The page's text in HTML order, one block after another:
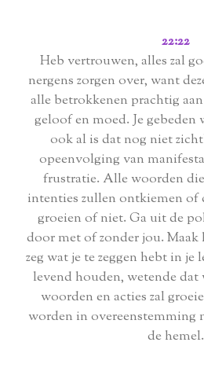
22:22
Heb vertrouwen, alles zal
nergens zorgen over, want
alle betrokkenen prachtig
geloof en moed. Je gebeden
ook al is dat nog niet
opeenvolging van
frustratie. Alle woorden
intenties zullen ontkiemen of
groeien of niet. Ga uit de
door met of zonder jou.
zeg wat je te zeggen hebt in
levend houden, wetende dat
woorden en acties zal
worden in overeenstemming
de hemel.